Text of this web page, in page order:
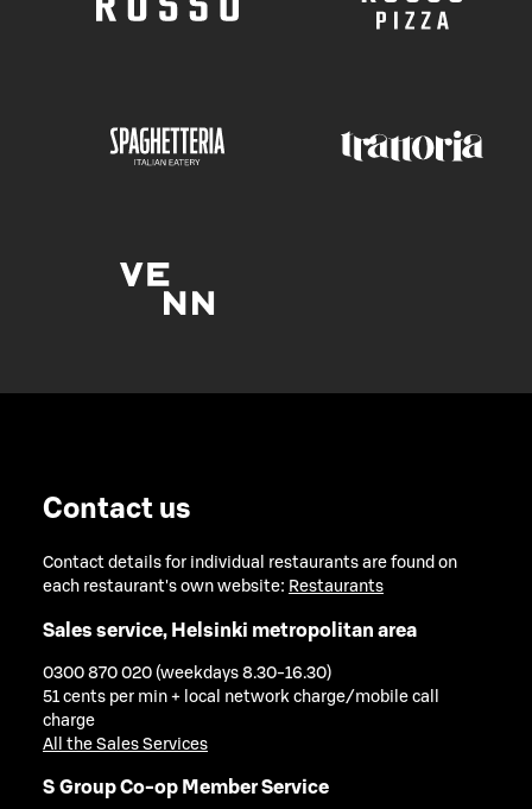
Contact us
Contact details for individual restaurants are found on
each restaurant's own website: Restaurants
Sales service, Helsinki metropolitan area
0300 870 020 (weekdays 8.30-16.30)
51 cents per min + local network charge/mobile call
charge
All the Sales Services
S Group Co-op Member Service